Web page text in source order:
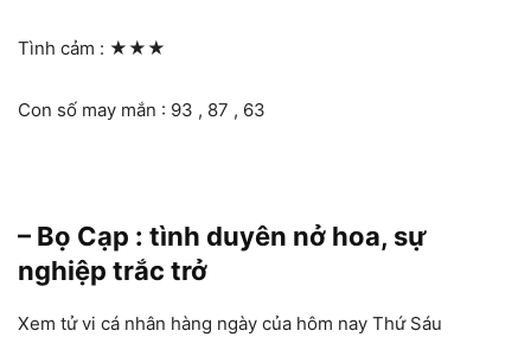
Tình cảm : ★★★
Con số may mắn : 93 , 87 , 63
– Bọ Cạp : tình duyên nở hoa, sự
nghiệp trắc trở
Xem tử vi cá nhân hàng ngày của hôm nay Thứ Sáu